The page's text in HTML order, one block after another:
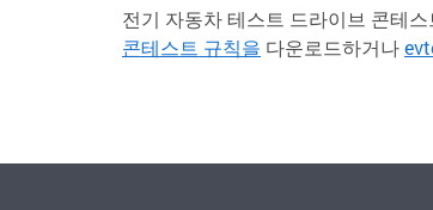
전기 자동차 테스트 드라이브 콘테
콘테스트 규칙을 다운로드하거나